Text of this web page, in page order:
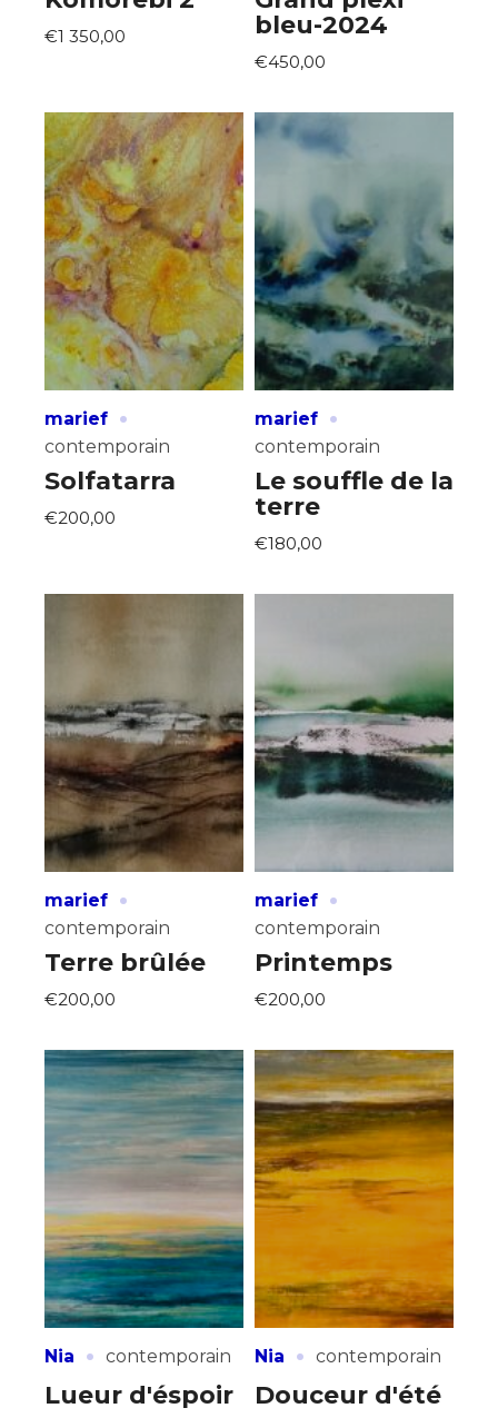
€1 350,00
bleu-2024
€450,00
marief ·
contemporain
Solfatarra
€200,00
marief ·
contemporain
Le souffle de la
terre
€180,00
marief ·
contemporain
Terre brûlée
€200,00
marief ·
contemporain
Printemps
€200,00
Nia · contemporain
Lueur d'éspoir
Nia · contemporain
Douceur d'été